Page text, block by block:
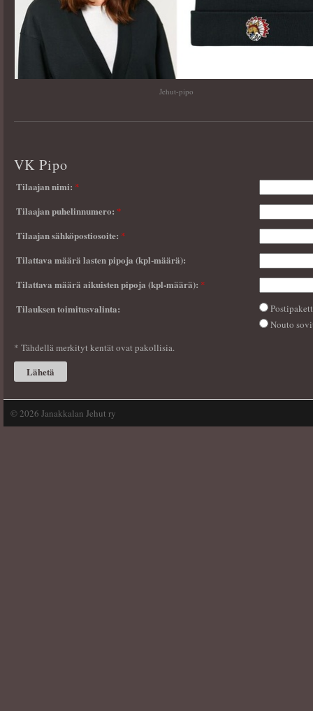
Jehut-pipo
VK Pipo
Tilaajan nimi: *
Tilaajan puhelinnumero: *
Tilaajan sähköpostiosoite: *
Tilattava määrä lasten pipoja (kpl-määrä):
Tilattava määrä aikuisten pipoja (kpl-määrä): *
Tilauksen toimitusvalinta:
Nouto
* Tähdellä merkityt kentät ovat pakollisia.
© 2026 Janakkalan Jehut ry